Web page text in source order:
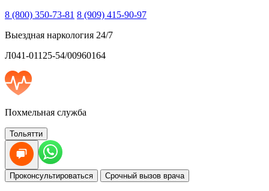
8 (800) 350-73-81 8 (909) 415-90-97
Выездная наркология 24/7
Л041-01125-54/00960164
Похмельная служба
Тольятти
Проконсультироваться Срочный вызов врача